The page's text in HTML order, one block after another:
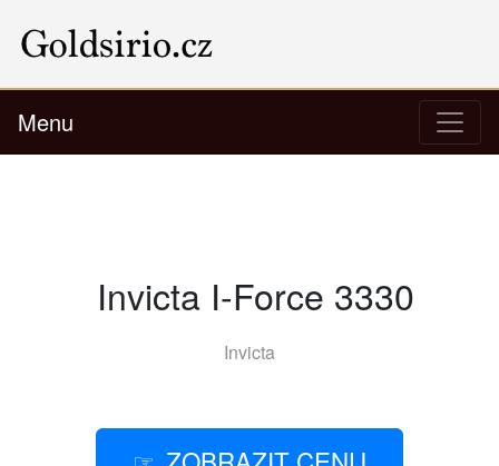
Menu
Invicta I-Force 3330
Invicta